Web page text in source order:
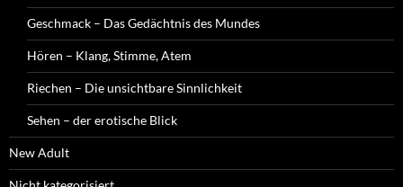
Geschmack – Das Gedächtnis des Mundes
Hören – Klang, Stimme, Atem
Riechen – Die unsichtbare Sinnlichkeit
Sehen – der erotische Blick
New Adult